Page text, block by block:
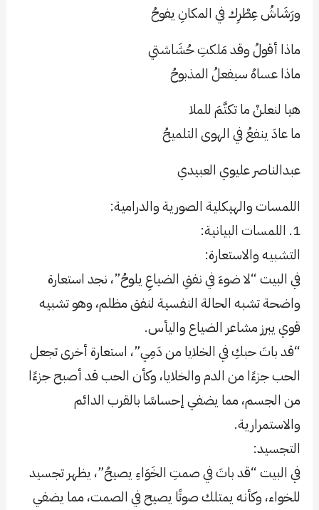
ورَشَاشُ عِطْرِك في المكانِ يفوحُ
ماذا أقولُ وقد مَلكتِ حُشَاشتي
ماذا عساهُ سيفعلُ المذبوحُ
هيا لنعلنْ ما تكتَّمَ للملا
ما عادَ ينفعُ في الهوى التلميحُ
عبدالناصر عليوي العبيدي
اللمسات والهيكلية الصورية والدرامية:
1. اللمسات البيانية:
التشبيه والاستعارة:
في البيت “لا ضوءَ في نفقِ الضياعِ يلوحُ”، نجد استعارة
واضحة تشبه الحالة النفسية لنفق مظلم، وهو تشبيه
قوي يبرز مشاعر الضياع واليأس.
“قد باتَ حبكِ في الخلايا من دَمِي”، استعارة أخرى تجعل
الحب جزءًا من الدم والخلايا، وكأن الحب قد أصبح جزءًا
من الجسم، مما يضفي إحساسًا بالقرب الدائم
والاستمرارية.
التجسيد:
في البيت “قد باتَ في صمتِ الخَوَاءِ يصيحُ”، يظهر تجسيد
للخواء، وكأنه يمتلك صوتًا يصيح في الصمت، مما يضفي